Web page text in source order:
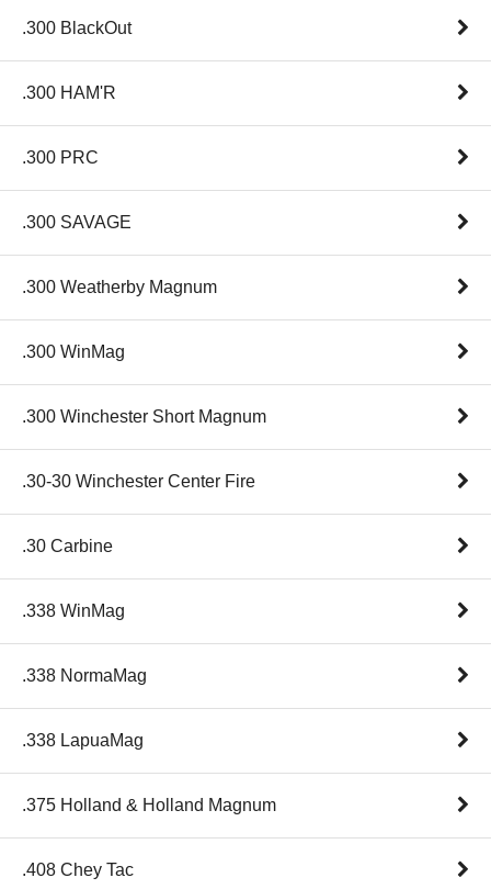
.300 BlackOut
.300 HAM'R
.300 PRC
.300 SAVAGE
.300 Weatherby Magnum
.300 WinMag
.300 Winchester Short Magnum
.30-30 Winchester Center Fire
.30 Carbine
.338 WinMag
.338 NormaMag
.338 LapuaMag
.375 Holland & Holland Magnum
.408 Chey Tac